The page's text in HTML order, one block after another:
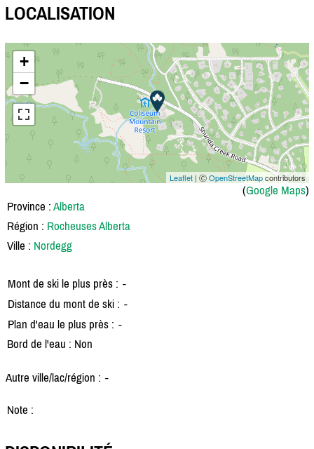
LOCALISATION
+
−
Leaflet | ⒸOpenStreetMapcontributors
(Google Maps)
Province : Alberta
Région : Rocheuses Alberta
Ville : Nordegg
Mont de ski le plus près : -
Distance du mont de ski : -
Plan d'eau le plus près : -
Bord de l'eau : Non
Autre ville/lac/région : -
Note :